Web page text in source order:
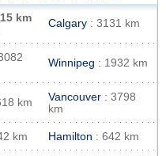
km Calgary : 3131 km
Winnipeg : 1932 km
km Vancouver : 3798
km
km Hamilton : 642 km